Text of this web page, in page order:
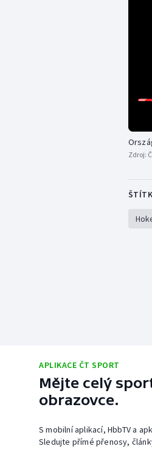
Zdroj:
APLIKACE ČT SPORT
Mějte celý
obrazovce.
S mobilní aplikací, HbbTV a
Sledujte přímé přenosy,